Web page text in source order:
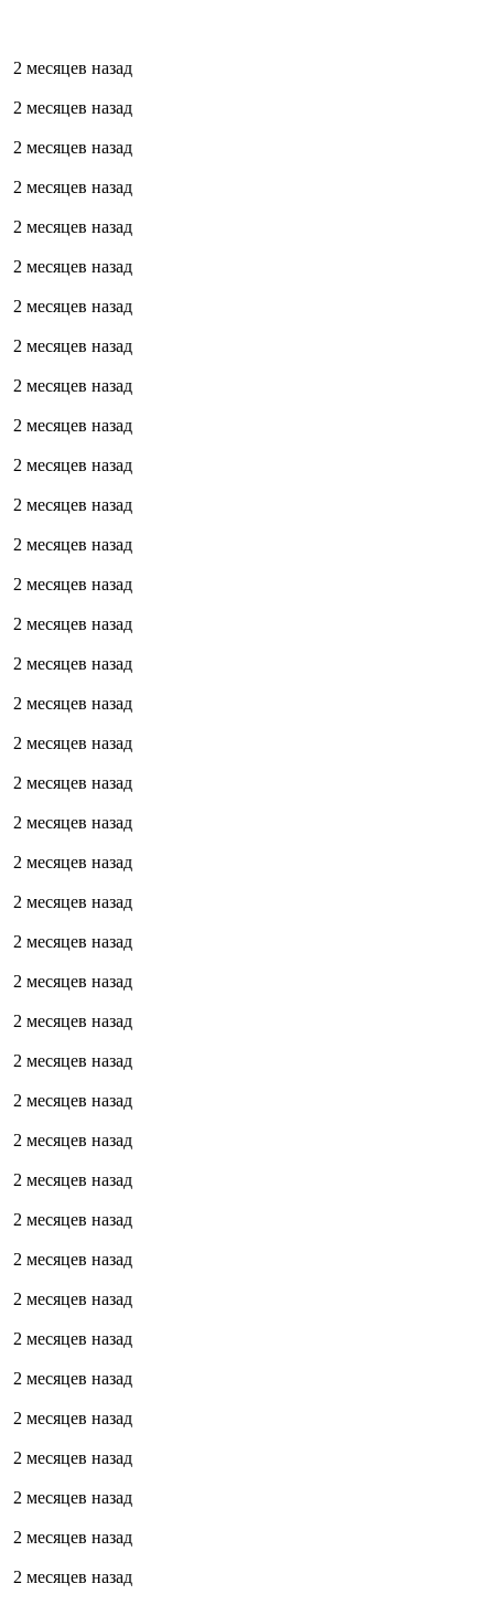
2 месяцев назад
2 месяцев назад
2 месяцев назад
2 месяцев назад
2 месяцев назад
2 месяцев назад
2 месяцев назад
2 месяцев назад
2 месяцев назад
2 месяцев назад
2 месяцев назад
2 месяцев назад
2 месяцев назад
2 месяцев назад
2 месяцев назад
2 месяцев назад
2 месяцев назад
2 месяцев назад
2 месяцев назад
2 месяцев назад
2 месяцев назад
2 месяцев назад
2 месяцев назад
2 месяцев назад
2 месяцев назад
2 месяцев назад
2 месяцев назад
2 месяцев назад
2 месяцев назад
2 месяцев назад
2 месяцев назад
2 месяцев назад
2 месяцев назад
2 месяцев назад
2 месяцев назад
2 месяцев назад
2 месяцев назад
2 месяцев назад
2 месяцев назад